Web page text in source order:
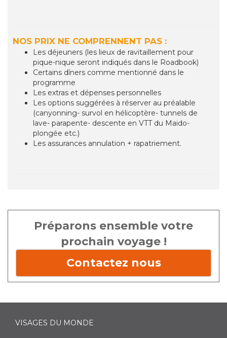
NOS PRIX NE COMPRENNENT PAS :
Les déjeuners (les lieux de ravitaillement pour
pique-nique seront indiqués dans le Roadbook)
Certains dîners comme mentionné dans le
programme
Les extras et dépenses personnelles
Les options suggérées à réserver au préalable
(canyonning- survol en hélicoptère- tunnels de
lave- parapente- descente en VTT du Maido-
plongée etc.)
Les assurances annulation + rapatriement.
Préparons ensemble votre
prochain voyage !
Contactez nous
VISAGES DU MONDE